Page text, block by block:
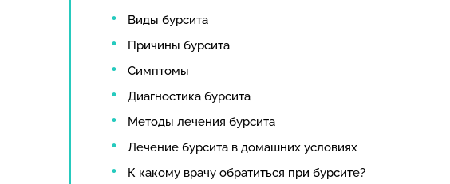
Виды бурсита
Причины бурсита
Симптомы
Диагностика бурсита
Методы лечения бурсита
Лечение бурсита в домашних условиях
К какому врачу обратиться при бурсите?